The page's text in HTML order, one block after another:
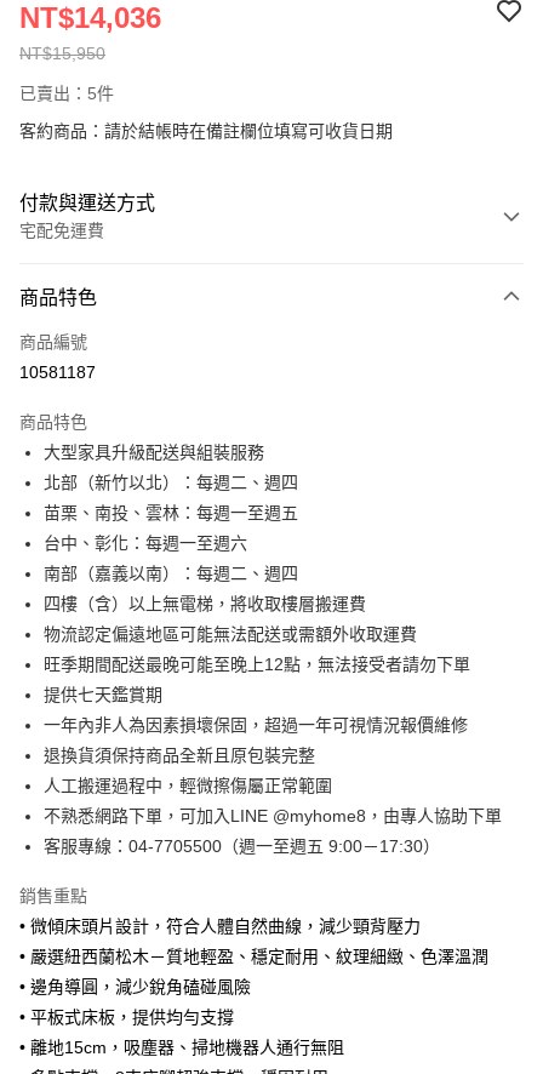
NT$15,950
NT$14,036
已賣出：5件
客約商品：請於結帳時在備註欄位填寫可收貨日期
付款與運送方式
宅配免運費
信用卡一次付款
信用卡分期付款
合作金庫商業銀行
華南商業銀行
上海商業儲蓄銀行
台北富邦商業銀行
國泰世華商業銀行
兆豐國際商業銀行
臺灣中小企業銀行
匯豐（台灣）商業銀行
聯邦商業銀行
元大商業銀行
永豐商業銀行
玉山商業銀行
星展（台灣）商業銀行
台新國際商業銀行
中國信託商業銀行
台灣樂天信用卡公司
6 期 0 利率 每期
華南商業銀行
彰化商業銀行
上海商業儲蓄銀行
台北富邦商業銀行
國泰世華商業銀行
臺灣中小企業銀行
台中商業銀行
匯豐（台灣）商業銀行
華泰商業銀行
聯邦商業銀行
遠東國際商業銀行
元大商業銀行
永豐商業銀行
玉山商業銀行
星展（台灣）商業銀行
台新國際商業銀行
台灣樂天信用卡公司
LINE Pay
Apple Pay
街口支付
悠遊付
Google Pay
全盈+PAY
大哥付你分期
相關說明
1.本服務由台灣大哥大提供，台灣大哥大用戶可立即使用無須另外申請。
2.付款方式選擇「大哥付你分期」，訂單成立後會自動跳轉到大哥付的交易
成交易。
4.訂單成立30分鐘內，如未前往確認交易或遇審核未通過，訂單將自動取
消。如遇「轉專審核」未通過狀況，表示未達大哥付你分期系統評分，恕無
法說明評估內容。
【繳款方式說明】
1.分期款項不併入電信帳單，「大哥付你分期」於每月結算日後寄送繳費提
醒簡訊。
AFTEE先享後付
相關說明
AFTEE先享後付是「在收到商品之後才付款」的支付方式。 讓您購物簡單
便利好安心！
２．便利：只要手機號碼，簡訊認證，即可結帳。
３．安心：先確認商品／服務後，再付款。
【「AFTEE先享後付」結帳流程】
１．於結帳方式選擇「AFTEE先享後付」後，將跳轉至「AFTEE先享後付」
ATM付款
運送方式
➤一般商品『宅配寄送』：1.車趟為週一至六 2.無組裝，只送至一
樓 3.購買大型家具，可一同配送組裝
免運費
商品特色
商品編號
10581187
商品特色
大型家具升級配送與組裝服務
北部（新竹以北）：每週二、週四
苗栗、南投、雲林：每週一至週五
台中、彰化：每週一至週六
南部（嘉義以南）：每週二、週四
四樓（含）以上無電梯，將收取樓層搬運費
物流認定偏遠地區可能無法配送或需額外收取運費
旺季期間配送最晚可能至晚上12點，無法接受者請勿下單
提供七天鑑賞期
一年內非人為因素損壞保固，超過一年可視情況報價維修
退換貨須保持商品全新且原包裝完整
人工搬運過程中，輕微擦傷屬正常範圍
不熟悉網路下單，可加入LINE @myhome8，由專人協助下單
客服專線：04-7705500（週一至週五 9:00－17:30）
銷售重點
• 微傾床頭片設計，符合人體自然曲線，減少頸背壓力
• 嚴選紐西蘭松木－質地輕盈、穩定耐用、紋理細緻、色澤溫潤
• 邊角導圓，減少銳角磕碰風險
• 平板式床板，提供均勻支撐
• 離地15cm，吸塵器、掃地機器人通行無阻